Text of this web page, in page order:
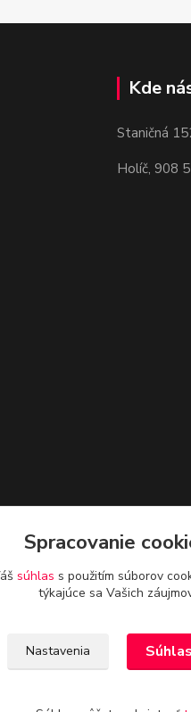
Kde
Staničná
Holíč, 908
Spracovanie
súhlas s použitím súborov
týkajúce sa Vašich
Nastavenia